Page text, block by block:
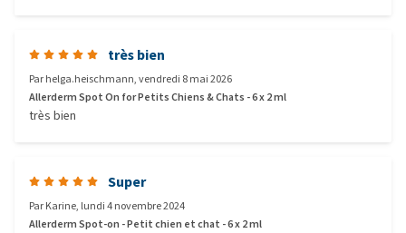
très bien
Parhelga.heischmann,vendredi 8 mai 2026
Allerderm Spot On for Petits Chiens & Chats - 6 x 2 ml
très bien
Super
ParKarine, lundi 4 novembre 2024
Allerderm Spot-on - Petit chien et chat - 6 x 2 ml